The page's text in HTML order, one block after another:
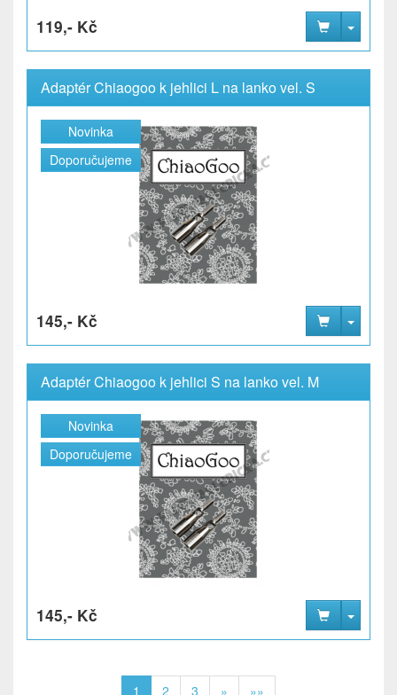
119,- Kč
Adaptér Chiaogoo k jehlici L na lanko vel. S
Novinka
Doporučujeme
145,- Kč
Adaptér Chiaogoo k jehlici S na lanko vel. M
Novinka
Doporučujeme
145,- Kč
1 2 3 » »»